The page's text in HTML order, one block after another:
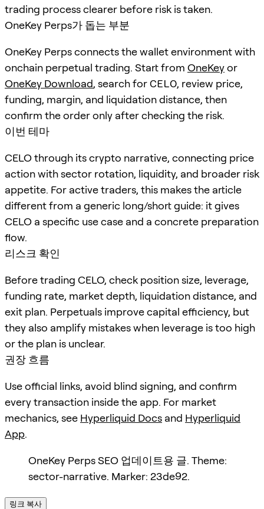
trading process clearer before risk is taken.
OneKey Perps가 돕는 부분
OneKey Perps connects the wallet environment with
onchain perpetual trading. Start from OneKeyor
OneKey Download, search forCELO, review price,
funding, margin, and liquidation distance, then
confirm the order only after checking the risk.
이번 테마
CELO through its crypto narrative, connecting price
action with sector rotation, liquidity, and broader risk
appetite. For active traders, this makes the article
different from a generic long/short guide: it gives
CELO a specific use case and a concrete preparation
flow.
리스크 확인
Before trading CELO, check position size, leverage,
funding rate, market depth, liquidation distance, and
exit plan. Perpetuals improve capital efficiency, but
they also amplify mistakes when leverage is too high
or the plan is unclear.
권장 흐름
Use official links, avoid blind signing, and confirm
every transaction inside the app. For market
mechanics, see Hyperliquid Docs and Hyperliquid
App.
OneKey Perps SEO 업데이트용 글. Theme:
sector-narrative. Marker: 23de92.
링크 복사